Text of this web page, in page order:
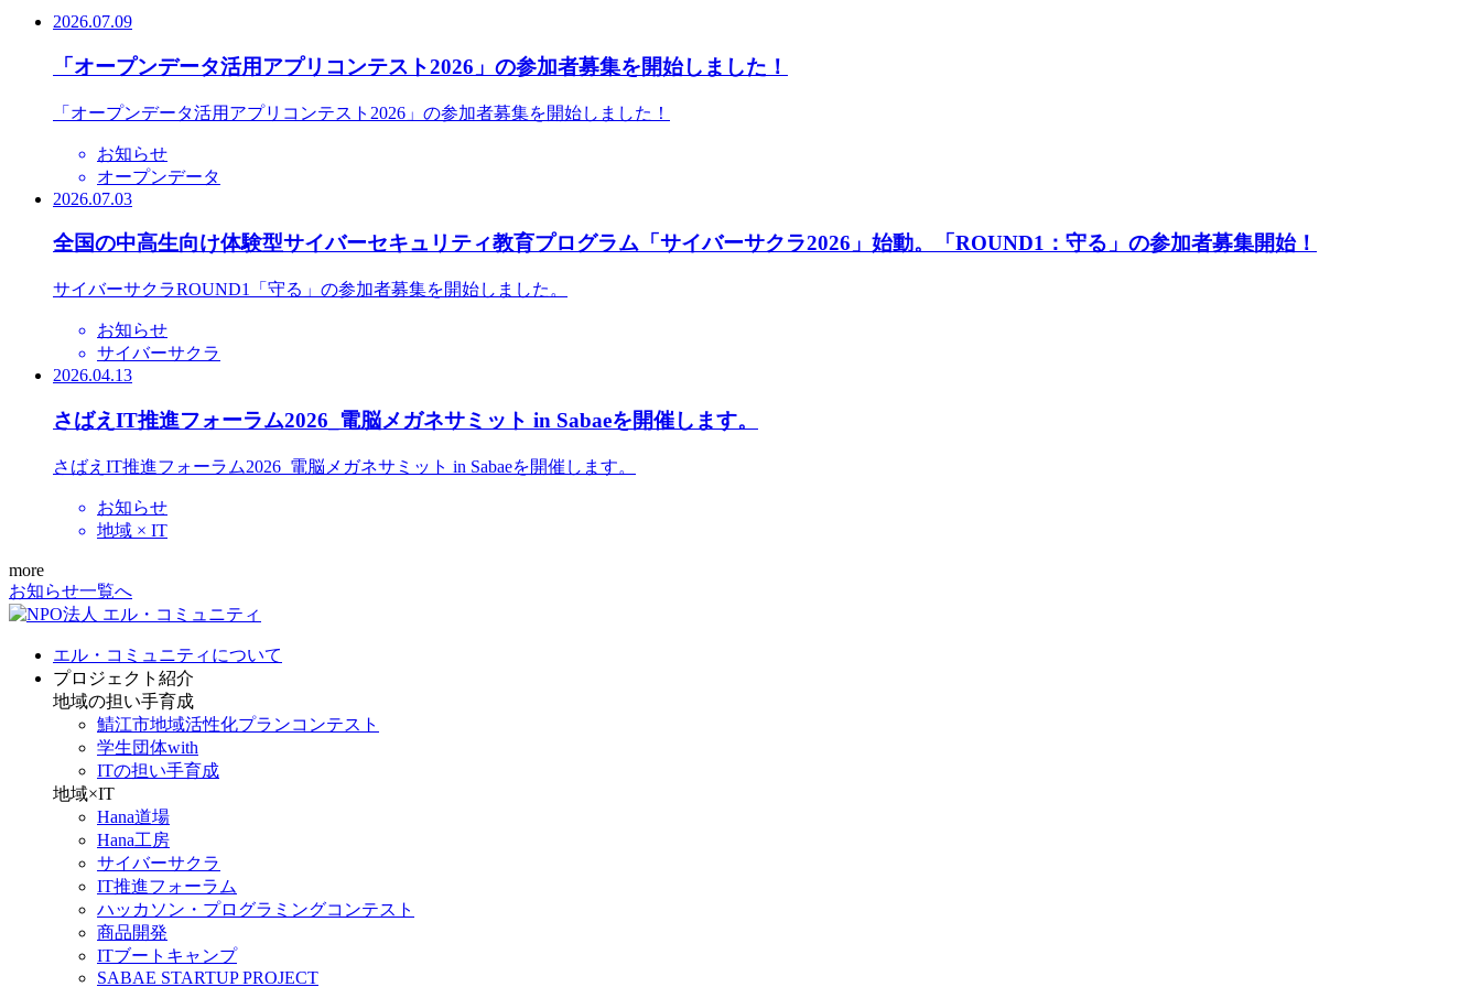
2026.07.09
「オープンデータ活用アプリコンテスト2026」の参加者募集を開始しました！
「オープンデータ活用アプリコンテスト2026」の参加者募集を開始しました！
お知らせ
オープンデータ
2026.07.03
全国の中高生向け体験型サイバーセキュリティ教育プログラム「サイバーサクラ2026」始動。「ROUND1：守る」の参加者募集開始！
サイバーサクラROUND1「守る」の参加者募集を開始しました。
お知らせ
サイバーサクラ
2026.04.13
さばえIT推進フォーラム2026_電脳メガネサミット in Sabaeを開催します。
さばえIT推進フォーラム2026_電脳メガネサミット in Sabaeを開催します。
お知らせ
地域 × IT
more
お知らせ一覧へ
エル・コミュニティについて
プロジェクト紹介
地域の担い手育成
鯖江市地域活性化プランコンテスト
学生団体with
ITの担い手育成
地域×IT
Hana道場
Hana工房
サイバーサクラ
IT推進フォーラム
ハッカソン・プログラミングコンテスト
商品開発
ITブートキャンプ
SABAE STARTUP PROJECT